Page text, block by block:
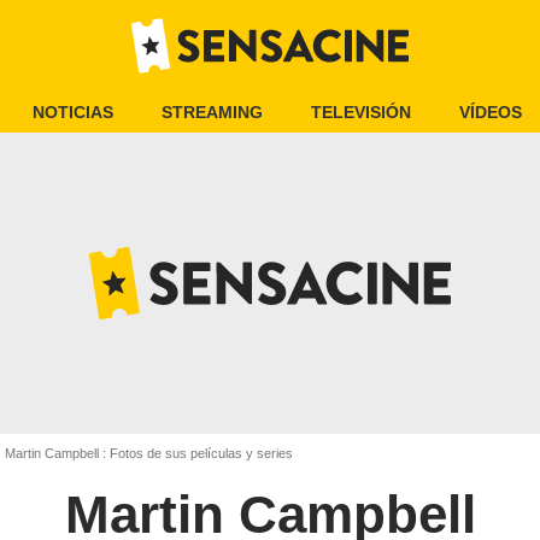
NOTICIAS STREAMING TELEVISIÓN VÍDEOS
Martin Campbell : Fotos de sus películas y series
Martin Campbell